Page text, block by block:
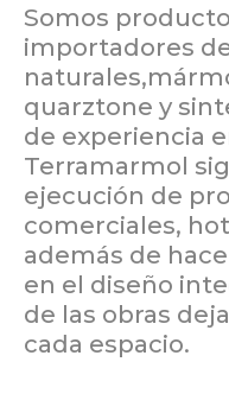
Somos
importadores
quarztone y
de experiencia
Terramarmol
ejecución de
comerciales,
además de
en el diseño
de las obras
cada espacio.